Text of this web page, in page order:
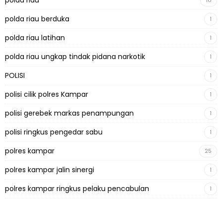
polda riau berduka 1
polda riau latihan 1
polda riau ungkap tindak pidana narkotik 1
POLISI 1
polisi cilik polres Kampar 1
polisi gerebek markas penampungan 1
polisi ringkus pengedar sabu 1
polres kampar 25
polres kampar jalin sinergi 1
polres kampar ringkus pelaku pencabulan 1